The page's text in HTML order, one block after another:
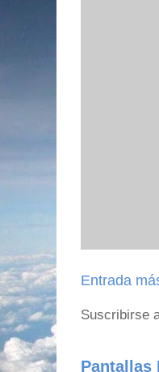
Entrada
Suscribirse
Pantallas